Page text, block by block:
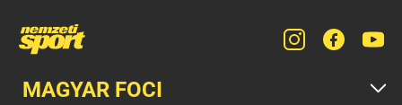
MAGYAR FOCI